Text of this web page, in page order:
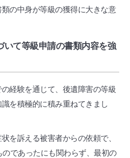
の中身が等級の獲得に大きな意
いて等級申請の書類内容を強
経験を通じて、後遺障害の等級
を積極的に積み重ねてきまし
を訴える被害者からの依頼で、
であったにも関わらず、最初の